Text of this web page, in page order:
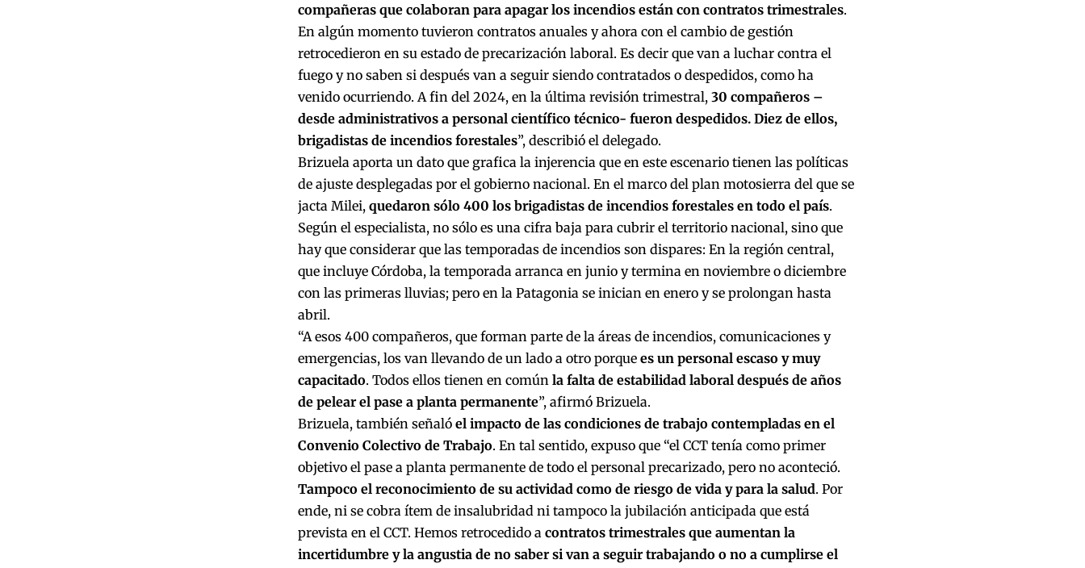
compañeras que colaboran para apagar los incendios están con contratos trimestrales.
En algún momento tuvieron contratos anuales y ahora con el cambio de gestión
retrocedieron en su estado de precarización laboral. Es decir que van a luchar contra el
fuego y no saben si después van a seguir siendo contratados o despedidos, como ha
venido ocurriendo. A fin del 2024, en la última revisión trimestral, 30 compañeros –
desde administrativos a personal científico técnico- fueron despedidos. Diez de ellos,
brigadistas de incendios forestales”, describió el delegado.
Brizuela aporta un dato que grafica la injerencia que en este escenario tienen las políticas
de ajuste desplegadas por el gobierno nacional. En el marco del plan motosierra del que se
jacta Milei, quedaron sólo 400 los brigadistas de incendios forestales en todo el país.
Según el especialista, no sólo es una cifra baja para cubrir el territorio nacional, sino que
hay que considerar que las temporadas de incendios son dispares: En la región central,
que incluye Córdoba, la temporada arranca en junio y termina en noviembre o diciembre
con las primeras lluvias; pero en la Patagonia se inician en enero y se prolongan hasta
abril.
“A esos 400 compañeros, que forman parte de la áreas de incendios, comunicaciones y
emergencias, los van llevando de un lado a otro porque es un personal escaso y muy
capacitado. Todos ellos tienen en común la falta de estabilidad laboral después de años
de pelear el pase a planta permanente”, afirmó Brizuela.
Brizuela, también señaló el impacto de las condiciones de trabajo contempladas en el
Convenio Colectivo de Trabajo. En tal sentido, expuso que “el CCT tenía como primer
objetivo el pase a planta permanente de todo el personal precarizado, pero no aconteció.
Tampoco el reconocimiento de su actividad como de riesgo de vida y para la salud. Por
ende, ni se cobra ítem de insalubridad ni tampoco la jubilación anticipada que está
prevista en el CCT. Hemos retrocedido a contratos trimestrales que aumentan la
incertidumbre y la angustia de no saber si van a seguir trabajando o no a cumplirse el